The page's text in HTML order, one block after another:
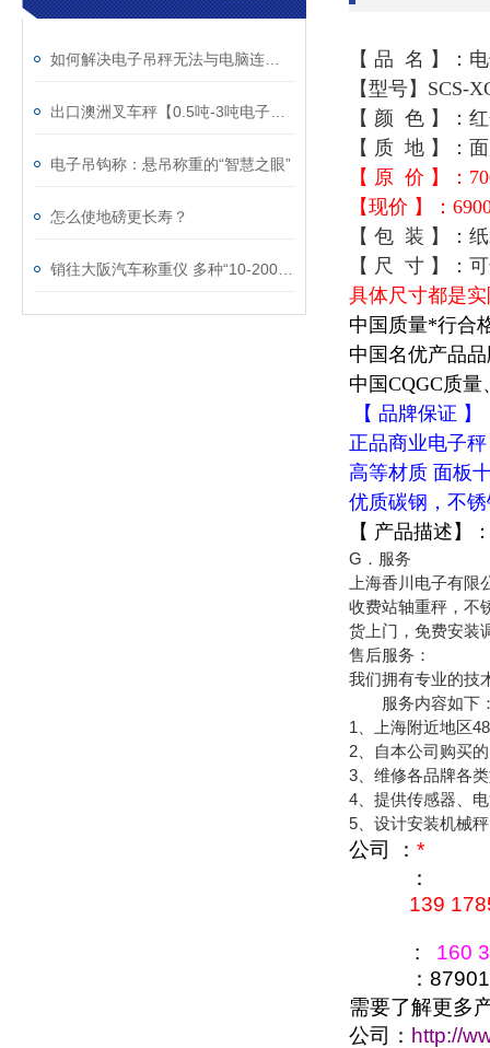
电子吊钩称：悬吊称重的“智慧之眼”
怎么使地磅更长寿？
【 品 名 】：
【型号】SCS-
【 颜 色 】：
【 质 地 】：
【 原 价 】：
【现价 】：
【 包 装 】：
【 尺 寸 】：
具体尺寸都是
中国质量*行合
中国名优产品
中国CQGC质
【 品牌保证 】
正品商业电子
高等材质 面板
优质碳钢，不
【 产品描述】
G．服务
上海香川电子有
收费站轴重秤，不
货上门，免费安装
售后服务：
我们拥有专业的技
服务内容如下
1、上海附近地区
2、自本公司购买
3、维修各品牌各
4、提供传感器、
5、设计安装机械
公司 ： *
：
139
: 160
：
需要了解更多
公司： http://